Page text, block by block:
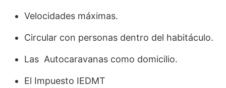
Velocidades máximas.
Circular con personas dentro del habitáculo.
Las Autocaravanas como domicilio.
El Impuesto IEDMT